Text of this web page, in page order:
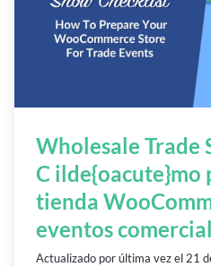
Wholesale Trade
C ilde{oacute}mo
tienda
eventos
Actualizado por última vez el 21